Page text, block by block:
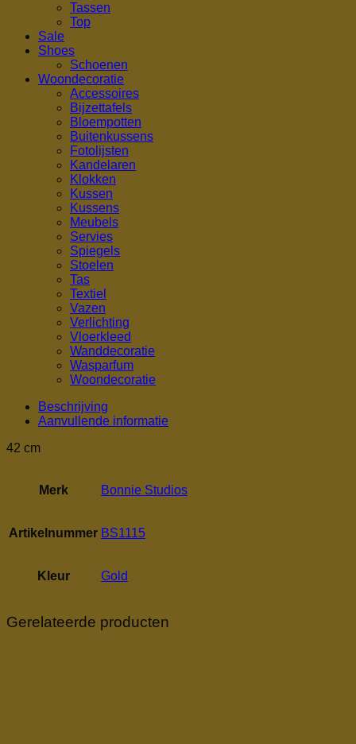
Tassen
Top
Sale
Shoes
Schoenen
Woondecoratie
Accessoires
Bijzettafels
Bloempotten
Buitenkussens
Fotolijsten
Kandelaren
Klokken
Kussen
Kussens
Meubels
Servies
Spiegels
Stoelen
Tas
Textiel
Vazen
Verlichting
Vloerkleed
Wanddecoratie
Wasparfum
Woondecoratie
Beschrijving
Aanvullende informatie
42 cm
Merk Bonnie Studios
Artikelnummer BS1115
Kleur Gold
Gerelateerde producten